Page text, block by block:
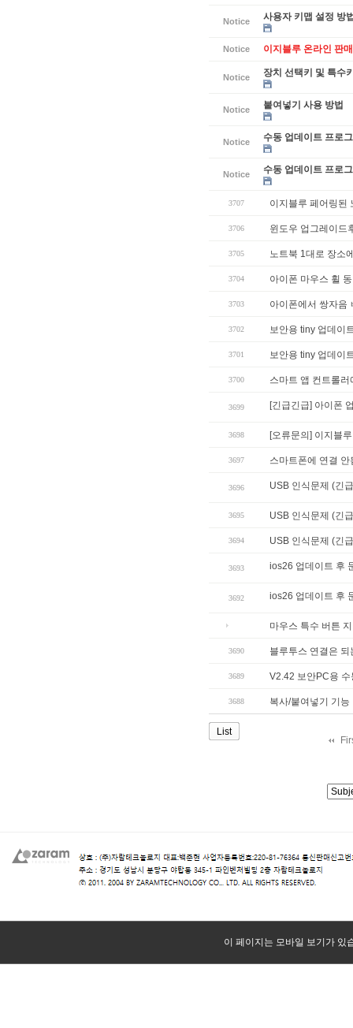
Notice 사용자 키맵 설정 방
Notice 이지블루 온라인 판
Notice 장치 선택키 및 특수
Notice 붙여넣기 사용 방법
Notice 수동 업데이트 프로
Notice 수동 업데이트 프로
3707 이지블루 페어링된
3706 윈도우 업그레이드
3705 노트북 1대로 장소
3704 아이폰 마우스 휠
3703 아이폰에서 쌍자음
3702 보안용 tiny 업데이
3701 보안용 tiny 업데이
3700 스마트 앱 컨트롤러
3699 [긴급긴급] 아이폰
3698 [오류문의] 이지블
3697 스마트폰에 연결 안
3696 USB 인식문제 (긴
3695 USB 인식문제 (긴
3694 USB 인식문제 (긴
3693 ios26 업데이트 후
3692 ios26 업데이트 후
마우스 특수 버튼
3690 블루투스 연결은
3689 V2.42 보안PC용
3688 복사/붙여넣기 기능
List
이 페이지는 모바일 보기가 있